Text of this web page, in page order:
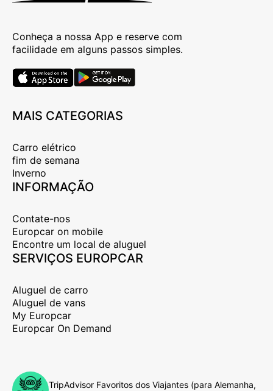
Conheça a nossa App e reserve com
facilidade em alguns passos simples.
MAIS CATEGORIAS
Carro elétrico
fim de semana
Inverno
INFORMAÇÃO
Contate-nos
Europcar on mobile
Encontre um local de aluguel
SERVIÇOS EUROPCAR
Aluguel de carro
Aluguel de vans
My Europcar
Europcar On Demand
TripAdvisor Favoritos dos Viajantes (para Alemanha,